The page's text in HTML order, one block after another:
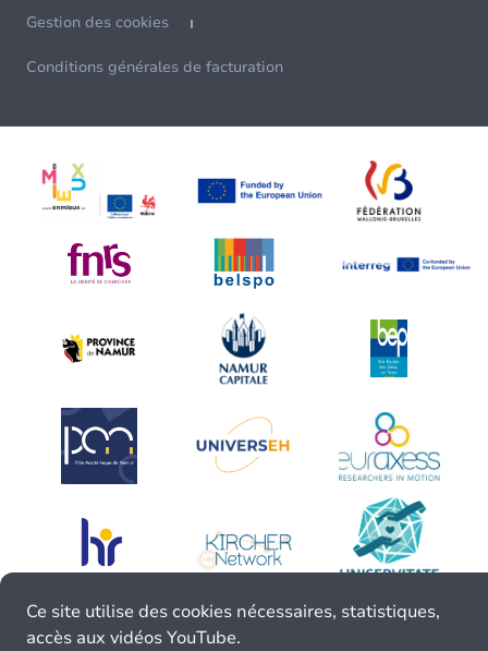
Gestion des cookies
Conditions générales de facturation
Ce site utilise des cookies nécessaires, statistiques,
accès aux vidéos YouTube.